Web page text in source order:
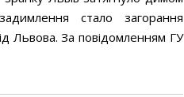
стало загорання
Львова. За повідомленням ГУ